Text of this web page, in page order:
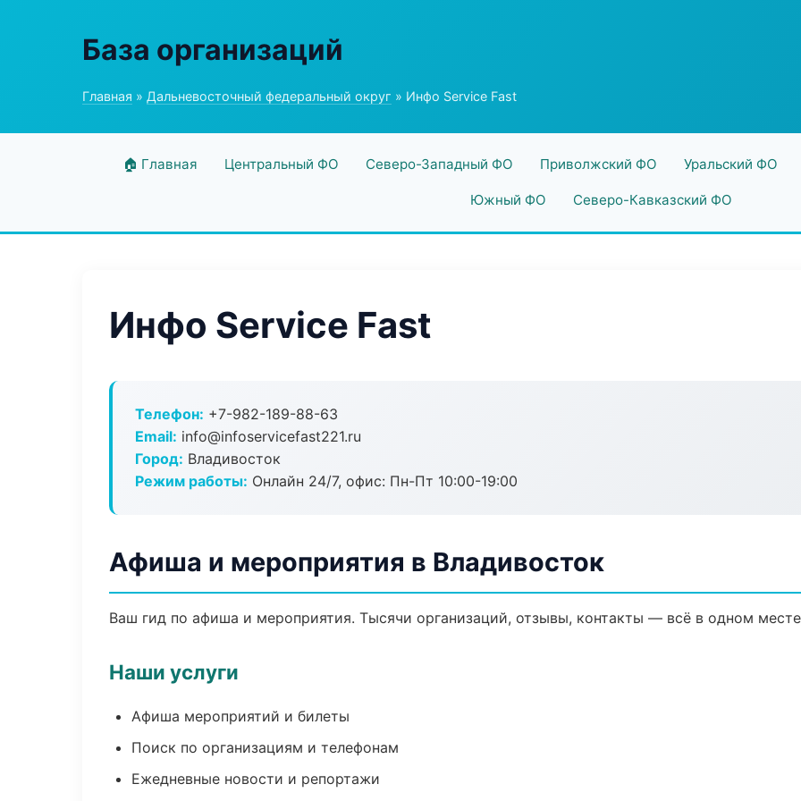
База организаций
Главная » Дальневосточный федеральный округ » Инфо Service Fast
🏠 Главная Центральный ФО Северо-Западный ФО Приволжский ФО Уральский ФО
Южный ФО Северо-Кавказский ФО
Инфо Service Fast
Телефон: +7-982-189-88-63
Email: info@infoservicefast221.ru
Город: Владивосток
Режим работы: Онлайн 24/7, офис: Пн-Пт 10:00-19:00
Афиша и мероприятия в Владивосток
Ваш гид по афиша и мероприятия. Тысячи организаций, отзывы, контакты — всё в одном
Наши услуги
Афиша мероприятий и билеты
Поиск по организациям и телефонам
Ежедневные новости и репортажи